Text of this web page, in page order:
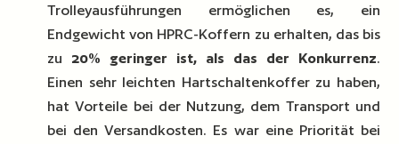
Trolleyausführungen ermöglichen es, ein
Endgewicht von HPRC-Koffern zu erhalten, das bis
zu 20% geringer ist, als das der Konkurrenz.
Einen sehr leichten Hartschaltenkoffer zu haben,
hat Vorteile bei der Nutzung, dem Transport und
bei den Versandkosten. Es war eine Priorität bei